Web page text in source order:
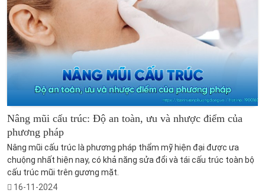
Nâng mũi cấu trúc: Độ an toàn, ưu và nhược điểm của
phương pháp
Nâng mũi cấu trúc là phương pháp thẩm mỹ hiện đại được ưa
chuộng nhất hiện nay, có khả năng sửa đổi và tái cấu trúc toàn bộ
cấu trúc mũi trên gương mặt.
16-11-2024